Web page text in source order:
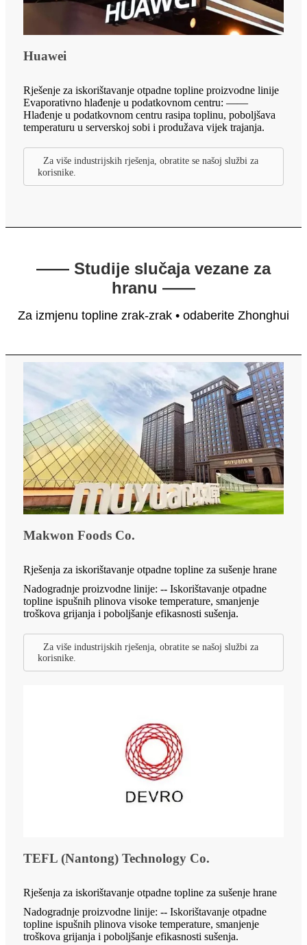
Huawei
Rješenje za iskorištavanje otpadne topline proizvodne linije
Evaporativno hlađenje u podatkovnom centru: ——
Hlađenje u podatkovnom centru rasipa toplinu, poboljšava
temperaturu u serverskoj sobi i produžava vijek trajanja.
Za više industrijskih rješenja, obratite se našoj službi za
korisnike.
—— Studije slučaja vezane za
hranu ——
Za izmjenu topline zrak-zrak • odaberite Zhonghui
Makwon Foods Co.
Rješenja za iskorištavanje otpadne topline za sušenje hrane
Nadogradnje proizvodne linije: -- Iskorištavanje otpadne
topline ispušnih plinova visoke temperature, smanjenje
troškova grijanja i poboljšanje efikasnosti sušenja.
Za više industrijskih rješenja, obratite se našoj službi za
korisnike.
TEFL (Nantong) Technology Co.
Rješenja za iskorištavanje otpadne topline za sušenje hrane
Nadogradnje proizvodne linije: -- Iskorištavanje otpadne
topline ispušnih plinova visoke temperature, smanjenje
troškova grijanja i poboljšanje efikasnosti sušenja.